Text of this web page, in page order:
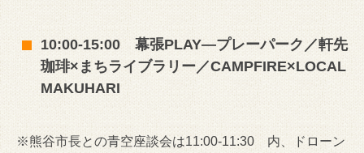
10:00-15:00 幕張PLAY―プレーパーク／軒先
珈琲×まちライブラリー／CAMPFIRE×LOCAL
MAKUHARI
※熊谷市長との青空座談会は11:00-11:30 内、ドローン